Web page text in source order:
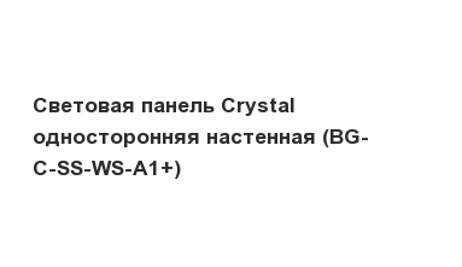
Световая панель Crystal
односторонняя настенная (BG-
C-SS-WS-A1+)